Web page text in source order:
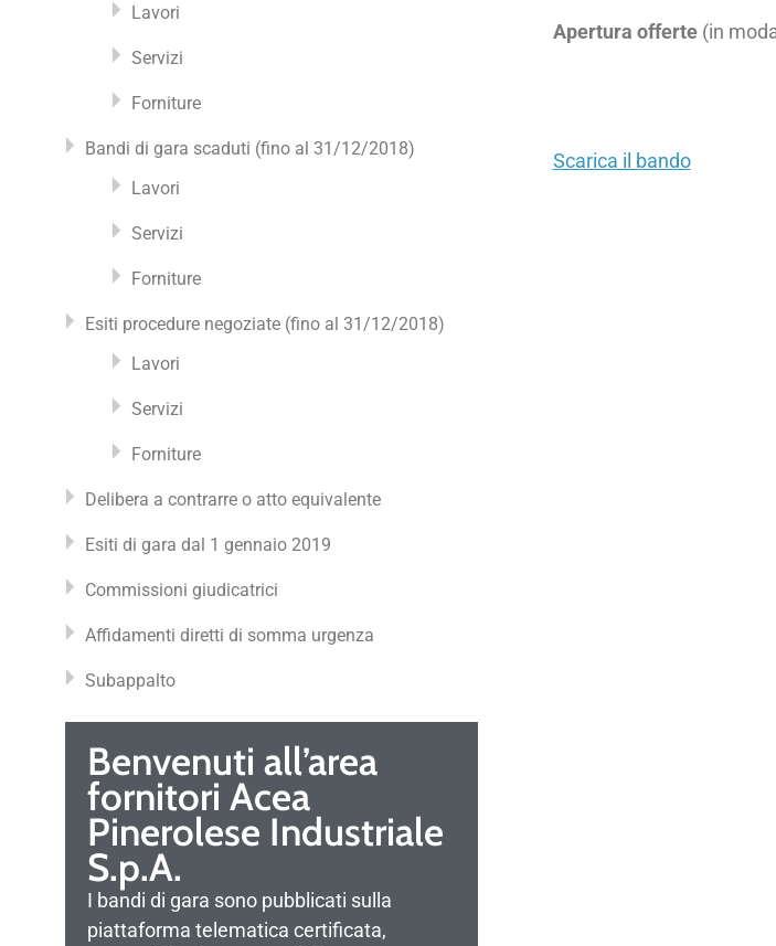
Lavori
Servizi
Forniture
Bandi di gara scaduti (fino al 31/12/2018)
Lavori
Servizi
Forniture
Esiti procedure negoziate (fino al 31/12/2018)
Lavori
Servizi
Forniture
Delibera a contrarre o atto equivalente
Esiti di gara dal 1 gennaio 2019
Commissioni giudicatrici
Affidamenti diretti di somma urgenza
Subappalto
Benvenuti all’area
fornitori Acea
Pinerolese Industriale
S.p.A.
I bandi di gara sono pubblicati sulla
piattaforma telematica certificata,
Apertura offerte(in
Scarica il bando